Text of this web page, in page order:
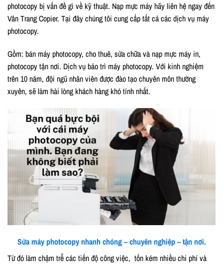
photocopy bị vấn đề gì về kỹ thuật. Nạp mực máy hãy liên hệ ngay đến
Vân Trang Copier. Tại đây chúng tôi cung cấp tất cả các dịch vụ máy
photocopy.
Gồm: bán máy photocopy, cho thuê, sửa chữa và nạp mực máy in,
photocopy tận nơi. Dịch vụ bảo trì máy photocopy. Với kinh nghiệm
trên 10 năm, đội ngũ nhân viên được đào tạo chuyên môn thường
xuyên, sẽ làm hài lòng khách hàng khó tính nhất.
Sửa máy photocopy nhanh chóng – chuyên nghiệp – tận nơi.
Từ đó làm chậm trễ các tiến độ công việc, tốn kém nhiều chi phí và